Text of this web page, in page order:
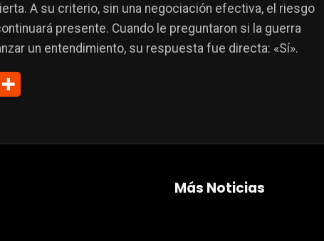
A su criterio, sin una negociación efectiva, el riesgo
presente. Cuando le preguntaron si la guerra
un entendimiento, su respuesta fue directa: «Sí».
Más Noticias